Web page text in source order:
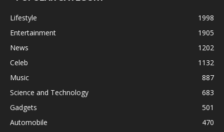
Lifestyle
1998
Entertainment
1905
News
1202
Celeb
1132
Music
887
Science and Technology
683
Gadgets
501
Automobile
470